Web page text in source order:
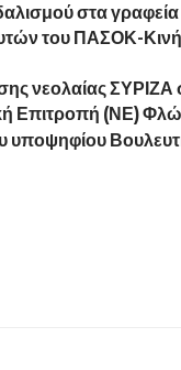
στα
του ΠΑΣΟΚ-
νεολαίας ΣΥΡΙΖΑ
Επιτροπή (ΝΕ)
υποψηφίου